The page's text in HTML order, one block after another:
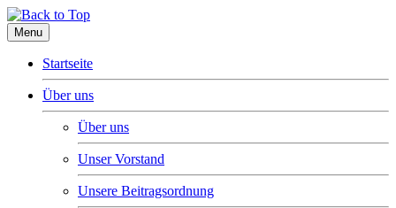
Menu
Startseite
Über uns
Über uns
Unser Vorstand
Unsere Beitragsordnung